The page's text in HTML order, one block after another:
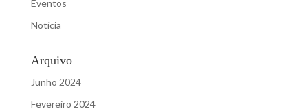
Eventos
Notícia
Arquivo
Junho 2024
Fevereiro 2024